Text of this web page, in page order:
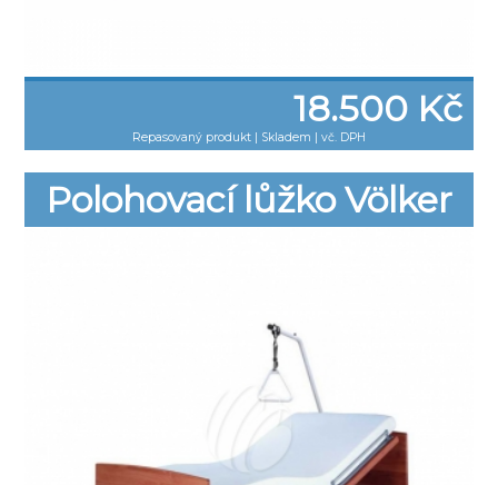
18.500 Kč
Repasovaný produkt Skladem | vč. DPH
Polohovací lůžko Völker